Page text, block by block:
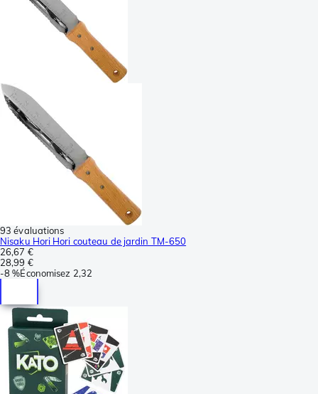
93 évaluations
Nisaku Hori Hori couteau de jardin TM-650
26,67 €
28,99 €
-8 %Économisez 2,32